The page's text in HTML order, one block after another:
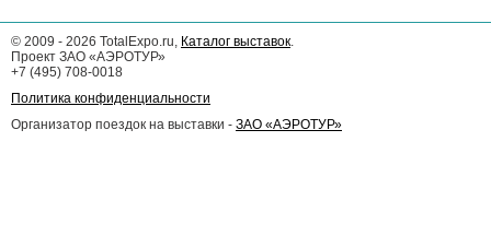
© 2009 - 2026 TotalExpo.ru, Каталог выставок.
Проект ЗАО «АЭРОТУР»
+7 (495) 708-0018
Политика конфиденциальности
Организатор поездок на выставки - ЗАО «АЭРОТУР»